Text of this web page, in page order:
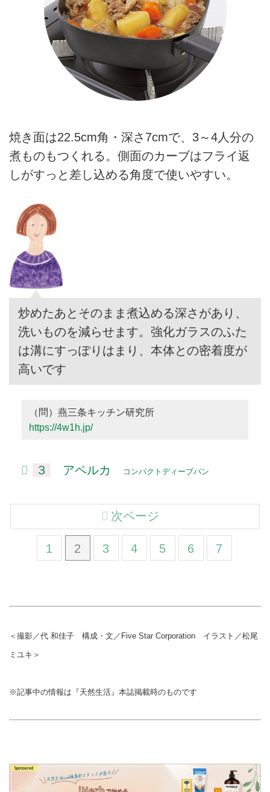
焼き面は22.5cm角・深さ7cmで、3～4人分の
煮ものもつくれる。側面のカーブはフライ返
しがすっと差し込める角度で使いやすい。
炒めたあとそのまま煮込める深さがあり、
洗いものを減らせます。強化ガラスのふた
は溝にすっぽりはまり、本体との密着度が
高いです
（問）燕三条キッチン研究所
https://4w1h.jp/
３ アペルカ コンパクトディープパン
1 2 3 4 5 6 7
次ページ
＜撮影／代 和佳子 構成・文／Five Star Corporation イラスト／松尾
ミユキ＞
※記事中の情報は『天然生活』本誌掲載時のものです